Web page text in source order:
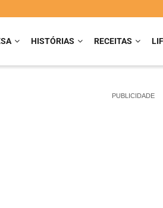
HISTÓRIAS RECEITAS
PUBLICIDADE